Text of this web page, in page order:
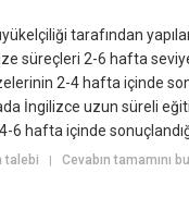
tarafından
süreçleri 2-6 hafta
2-4 hafta içinde
İngilizce uzun süreli
6 hafta içinde
talebi |Cevabın tamamını